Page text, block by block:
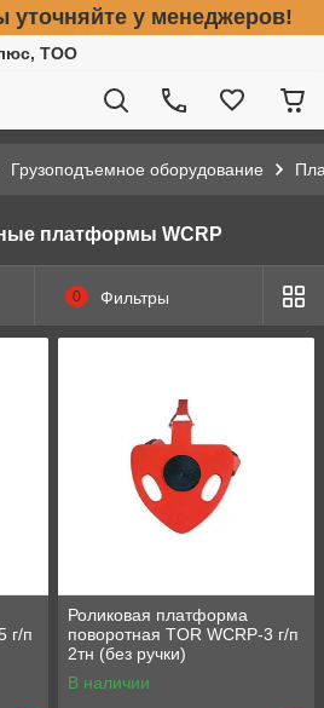
уточняйте у менеджеров!
ТОО
Грузоподъемное оборудование
платформы WCRP
0 Фильтры
г/п
Роликовая платформа
поворотная TOR WCRP-3 г/п
2тн (без ручки)
В наличии